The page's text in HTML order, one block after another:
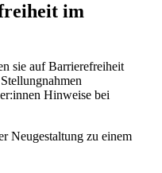
im
sie auf Barrierefreiheit
Hinweise bei
Neugestaltung zu einem